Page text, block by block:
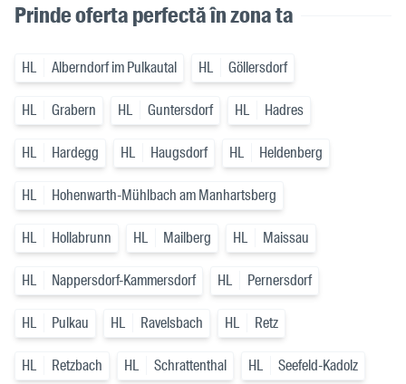
Prinde oferta perfectă în zona ta
HL Alberndorf im Pulkautal HL Göllersdorf
HL Grabern HL Guntersdorf HL Hadres
HL Hardegg HL Haugsdorf HL Heldenberg
HL Hohenwarth-Mühlbach am Manhartsberg
HL Hollabrunn HL Mailberg HL Maissau
HL Nappersdorf-Kammersdorf HL Pernersdorf
HL Pulkau HL Ravelsbach HL Retz
HL Retzbach HL Schrattenthal HL Seefeld-Kadolz